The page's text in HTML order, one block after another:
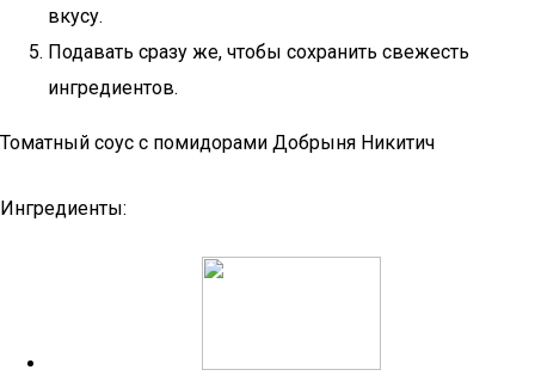
вкусу.
Подавать сразу же, чтобы сохранить свежесть
ингредиентов.
Томатный соус с помидорами Добрыня Никитич
Ингредиенты: